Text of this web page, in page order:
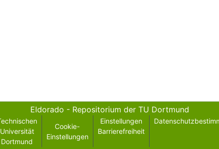
Eldorado - Repositorium der TU Dortmund
Universität
Dortmund
Cookie-
Einstellungen
Einstellungen
Barrierefreiheit